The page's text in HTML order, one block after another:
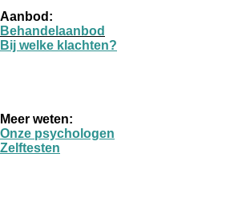
Aanbod:
Behandelaanbod
Bij welke klachten?
Meer weten:
Onze psychologen
Zelftesten